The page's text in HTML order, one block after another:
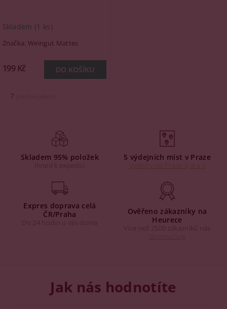
Skladem (1 ks)
Značka:Weingut Mattes
199 Kč
7
Skladem 95% položek
Ihned k expedici
5 výdejních míst v Praze
Expres doprava celá
ČR/Praha
Do 24 hodin u vás doma
Ověřeno zákazníky na
Heurece
Více než 2500 zákazníků nás
Jak nás hodnotíte